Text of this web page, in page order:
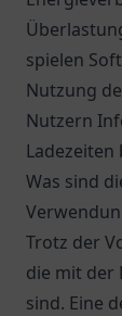
spielen
Nutzung
Nutzern
Was sind
Trotz der
die mit der
sind. Eine